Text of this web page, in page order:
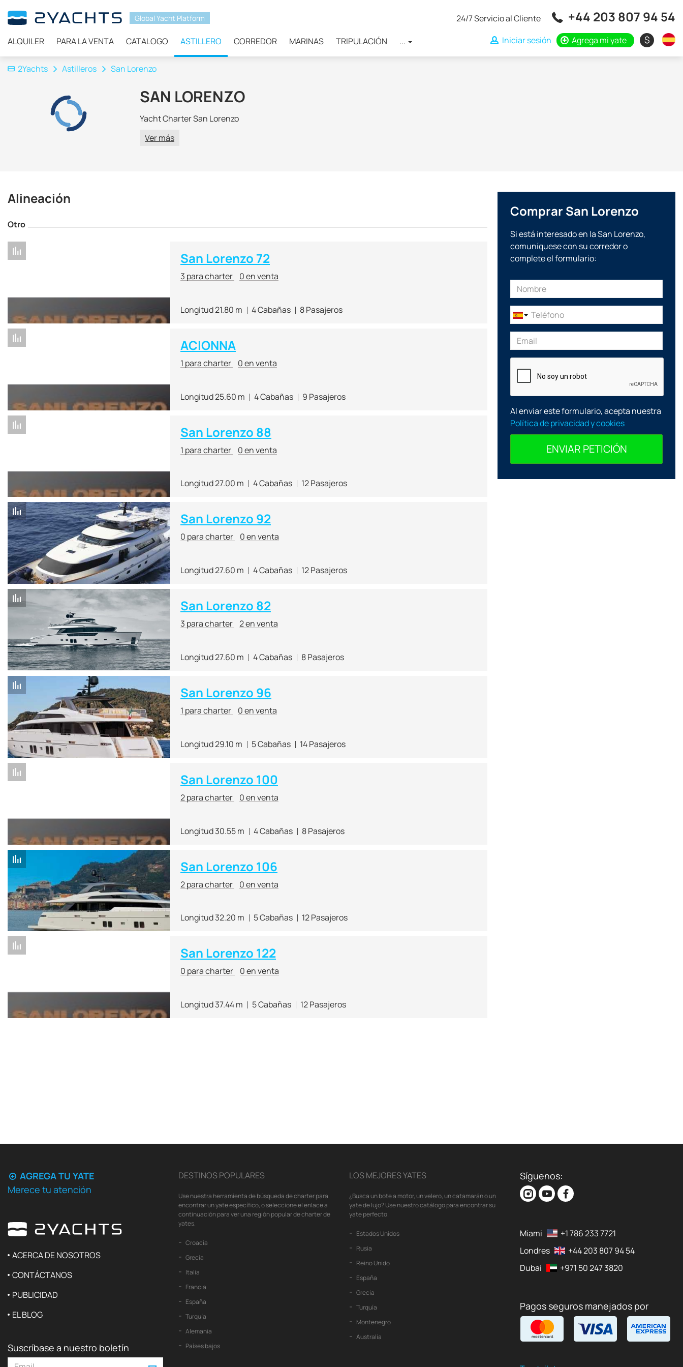
Global Yacht Platform
ALQUILER PARA LA VENTA CATALOGO ASTILLERO CORREDOR MARINAS TRIPULACIÓN ...
24/7 Servicio al Cliente +44 203 807 94 54
Iniciar sesión Agrega mi yate $
2Yachts Astilleros San Lorenzo
SAN LORENZO
Yacht Charter San Lorenzo
Ver más
Alineación
Otro
San Lorenzo 72
3 para charter 0 en venta
Longitud 21.80 m 4 Cabañas 8 Pasajeros
ACIONNA
1 para charter 0 en venta
Longitud 25.60 m 4 Cabañas 9 Pasajeros
San Lorenzo 88
1 para charter 0 en venta
Longitud 27.00 m 4 Cabañas 12 Pasajeros
San Lorenzo 92
0 para charter 0 en venta
Longitud 27.60 m 4 Cabañas 12 Pasajeros
San Lorenzo 82
3 para charter 2 en venta
Longitud 27.60 m 4 Cabañas 8 Pasajeros
San Lorenzo 96
1 para charter 0 en venta
Longitud 29.10 m 5 Cabañas 14 Pasajeros
San Lorenzo 100
2 para charter 0 en venta
Longitud 30.55 m 4 Cabañas 8 Pasajeros
San Lorenzo 106
2 para charter 0 en venta
Longitud 32.20 m 5 Cabañas 12 Pasajeros
San Lorenzo 122
0 para charter 0 en venta
Longitud 37.44 m 5 Cabañas 12 Pasajeros
Comprar San Lorenzo
Si está interesado en la San Lorenzo,
comuníquese con su corredor o
complete el formulario:
Al enviar este formulario, acepta nuestra
Política de privacidad y cookies
ENVIAR PETICIÓN
AGREGA TU YATE
Merece tu atención
ACERCA DE NOSOTROS
CONTÁCTANOS
PUBLICIDAD
EL BLOG
Suscríbase a nuestro boletín
DESTINOS POPULARES
Use nuestra herramienta de búsqueda de charter para
encontrar un yate específico, o seleccione el enlace a
continuación para ver una región popular de charter de
yates.
Croacia
Grecia
Italia
Francia
España
Turquía
Alemania
Países bajos
LOS MEJORES YATES
¿Busca un bote a motor, un velero, un catamarán o un
yate de lujo? Use nuestro catálogo para encontrar su
yate perfecto.
Estados Unidos
Rusia
Reino Unido
España
Grecia
Turquía
Montenegro
Australia
Síguenos:
Miami
+1 786 233 7721
Londres
+44 203 807 94 54
Dubai
+971 50 247 3820
Pagos seguros manejados por